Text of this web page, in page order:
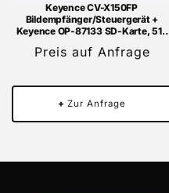
Keyence CV-X150FP
Bildempfänger/Steuergerät +
Keyence OP-87133 SD-Karte, 512
Preis auf Anfrage
+ Zur Anfrage